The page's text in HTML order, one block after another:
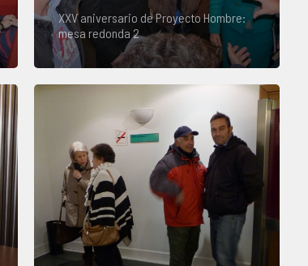
XXV aniversario de Proyecto Hombre:
mesa redonda 2